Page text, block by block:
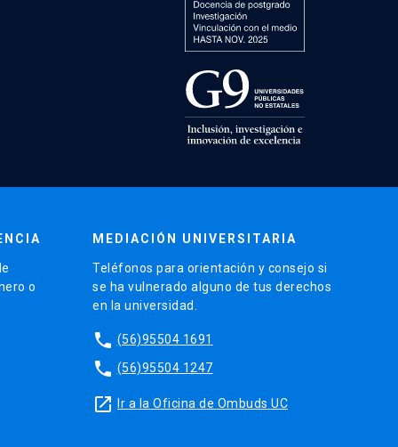
o
MEDIACIÓN UNIVERSITARIA
Teléfonos para orientación y consejo si
se ha vulnerado alguno de tus derechos
en la universidad.
phone (56)95504 1691
phone (56)95504 1247
launch Ir a la Oficina de Ombuds UC